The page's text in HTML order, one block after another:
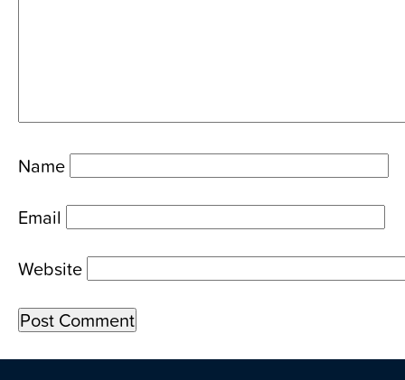
Name
Email
Website